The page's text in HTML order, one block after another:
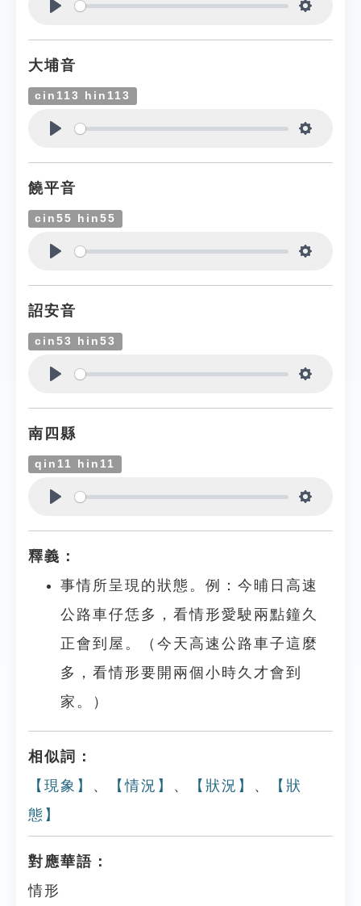
大埔音
cin113 hin113
饒平音
cin55 hin55
詔安音
cin53 hin53
南四縣
qin11 hin11
釋義：
事情所呈現的狀態。例：今晡日高速
公路車仔恁多，看情形愛駛兩點鐘久
正會到屋。（今天高速公路車子這麼
多，看情形要開兩個小時久才會到
家。）
相似詞：
【現象】 、 【情況】 、 【狀況】 、
【狀
態】
對應華語：
情形